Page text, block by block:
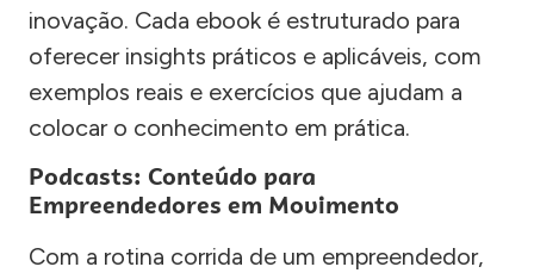
inovação. Cada ebook é estruturado para
oferecer insights práticos e aplicáveis, com
exemplos reais e exercícios que ajudam a
colocar o conhecimento em prática.
Podcasts: Conteúdo para
Empreendedores em Movimento
Com a rotina corrida de um empreendedor,